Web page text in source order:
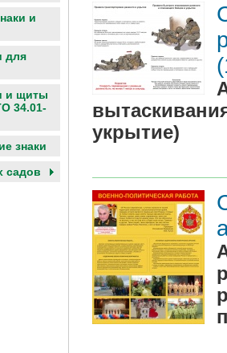
и
для
и щиты
34.01-
знаки
садов
укрытие)